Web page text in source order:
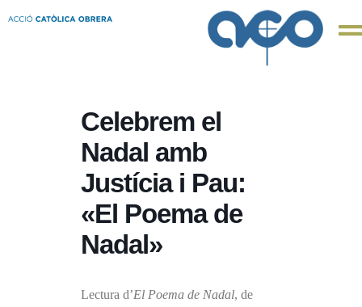
Celebrem el
Nadal amb
Justícia i Pau:
«El Poema de
Nadal»
Lectura d’El Poema de Nadal, de